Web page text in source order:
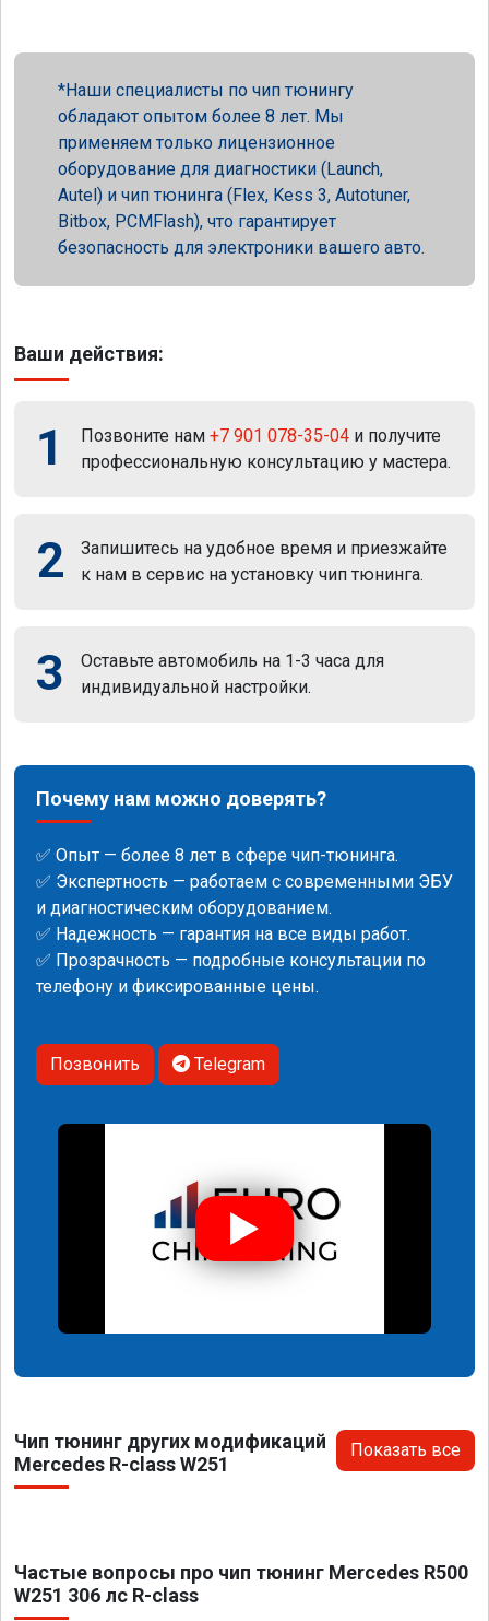
Наши специалисты по чип тюнингу
обладают опытом более 8 лет. Мы
применяем только лицензионное
оборудование для диагностики (Launch,
Autel) и чип тюнинга (Flex, Kess 3, Autotuner,
Bitbox, PCMFlash), что гарантирует
безопасность для электроники вашего авто.
Ваши действия:
1 Позвоните нам +7 901 078-35-04 и получите
профессиональную консультацию у мастера.
2
Запишитесь на удобное время и приезжайте
к нам в сервис на установку чип тюнинга.
3
Оставьте автомобиль на 1-3 часа для
индивидуальной настройки.
Почему нам можно доверять?
✅ Опыт — более 8 лет в сфере чип-тюнинга.
✅ Экспертность — работаем с современными ЭБУ
и диагностическим оборудованием.
✅ Надежность — гарантия на все виды работ.
✅ Прозрачность — подробные консультации по
телефону и фиксированные цены.
Позвонить Telegram
Чип тюнинг других модификаций
Mercedes R-class W251
Показать все
Частые вопросы про чип тюнинг Mercedes R500
W251 306 лс R-class